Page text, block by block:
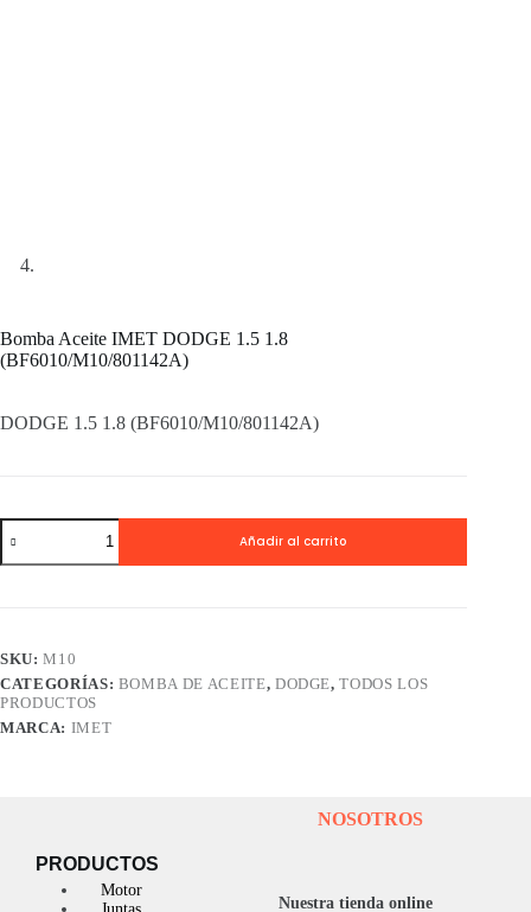
Bomba Aceite IMET DODGE 1.5 1.8
(BF6010/M10/801142A)
DODGE 1.5 1.8 (BF6010/M10/801142A)
Bomba
Aceite
IMET
cantidad
Añadir al carrito
SKU:M10
CATEGORÍAS: BOMBA DE ACEITE, DODGE,TODOS LOS
PRODUCTOS
MARCA: IMET
PRODUCTOS
Motor
Juntas
NOSOTROS
Nuestra tienda online